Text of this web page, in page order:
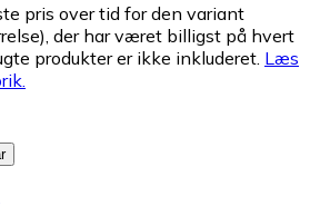
pris over tid for den variant
der har været billigst på hvert
produkter er ikke inkluderet. Læs